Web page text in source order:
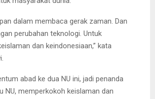
dalam membaca gerak zaman. Dan
perubahan teknologi. Untuk
dan keindonesiaan,” kata
abad ke dua NU ini, jadi penanda
NU, memperkokoh keislaman dan